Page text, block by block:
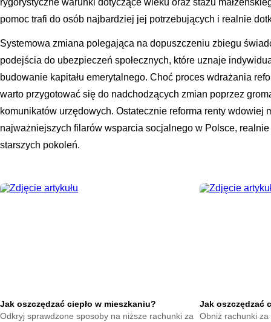
rygorystyczne warunki dotyczące wieku oraz stażu
pomoc trafi do osób najbardziej jej potrzebujących i realnie
Systemowa zmiana polegająca na dopuszczeniu zbiegu
podejścia do ubezpieczeń społecznych, które uznaje
budowanie kapitału emerytalnego. Choć proces wdrażania
warto przygotować się do nadchodzących zmian poprzez
komunikatów urzędowych. Ostatecznie reforma renty wdowiej
najważniejszych filarów wsparcia socjalnego w Polsce,
starszych pokoleń.
Jak oszczędzać ciepło w mieszkaniu?
Odkryj sprawdzone sposoby na niższe rachunki za
Jak oszczędzać
Obniż rachunki